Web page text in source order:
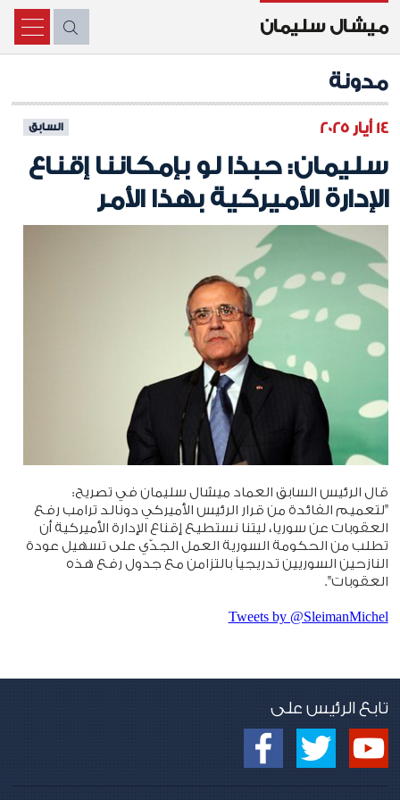
ميشال سليمان X
مدونة
14 أيار 2025 السابق
سليمان: حبذا لو بإمكاننا إقناع
الإدارة الأميركية بهذا الأمر
قال الرئيس السابق العماد ميشال سليمان في تصريح:
"لتعميم الفائدة من قرار الرئيس الأميركي دونالد ترامب رفع
العقوبات عن سوريا، ليتنا نستطيع إقناع الإدارة الأميركية أن
تطلب من الحكومة السورية العمل الجدّي على تسهيل عودة
النازحين السوريين تدريجياً بالتزامن مع جدول رفع هذه
العقوبات".
Tweets by @SleimanMichel
تابع الرئيس على